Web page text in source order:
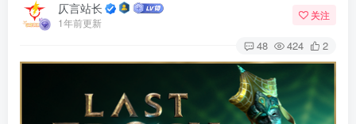
仄言站长
1年前更新
关注
48 424 2